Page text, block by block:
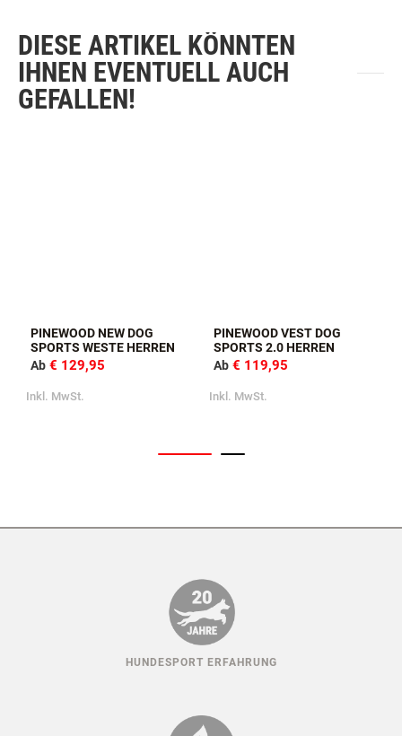
DIESE ARTIKEL KÖNNTEN
IHNEN EVENTUELL AUCH
GEFALLEN!
PINEWOOD NEW DOG
SPORTS WESTE HERREN
Ab € 129,95
Inkl. MwSt.
PINEWOOD VEST DOG
SPORTS 2.0 HERREN
Ab € 119,95
Inkl. MwSt.
HUNDESPORT ERFAHRUNG